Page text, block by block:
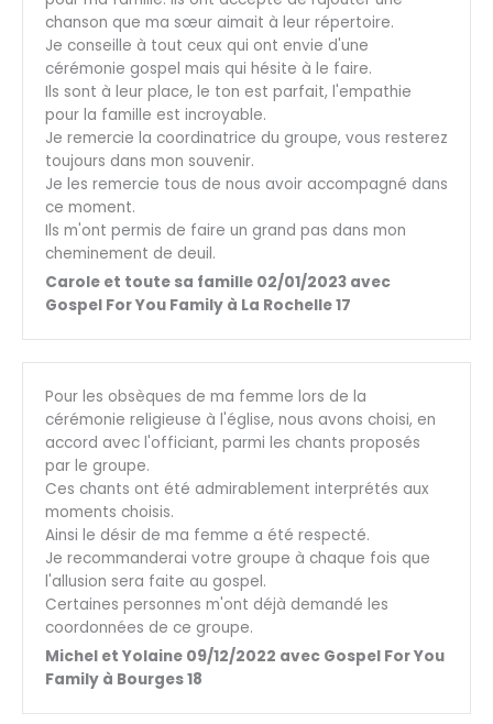
chanson que ma sœur aimait à leur répertoire.
Je conseille à tout ceux qui ont envie d'une
cérémonie gospel mais qui hésite à le faire.
Ils sont à leur place, le ton est parfait, l'empathie
pour la famille est incroyable.
Je remercie la coordinatrice du groupe, vous resterez
toujours dans mon souvenir.
Je les remercie tous de nous avoir accompagné dans
ce moment.
Ils m'ont permis de faire un grand pas dans mon
cheminement de deuil.
Carole et toute sa famille 02/01/2023 avec
Gospel For You Family à La Rochelle 17
Pour les obsèques de ma femme lors de la
cérémonie religieuse à l'église, nous avons choisi, en
accord avec l'officiant, parmi les chants proposés
par le groupe.
Ces chants ont été admirablement interprétés aux
moments choisis.
Ainsi le désir de ma femme a été respecté.
Je recommanderai votre groupe à chaque fois que
l'allusion sera faite au gospel.
Certaines personnes m'ont déjà demandé les
coordonnées de ce groupe.
Michel et Yolaine 09/12/2022 avec Gospel For You
Family à Bourges 18